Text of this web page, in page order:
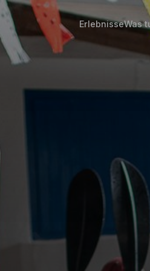
ErlebnisseWas